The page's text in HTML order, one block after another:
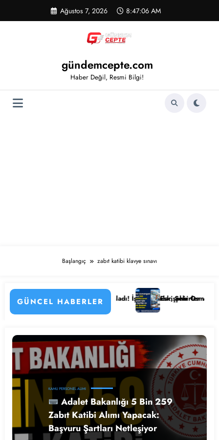
Ağustos 7, 2026 8:47:06 AM
gündemcepte.com
Haber Değil, Resmi Bilgi!
Başlangıç zabıt katibi klavye sınavı
GÜNCEL HABERLER
DetaylarıPersonel Alımı Başladı! İşte Kadrolar, Şehirler ve Başvuru
Eskişehir Osmangazi
KAMU PERSONEL ALIMI
Adalet Bakanlığı 5 Bin 259
Zabıt Katibi Alımı Yapacak:
Başvuru Şartları Netleşiyor